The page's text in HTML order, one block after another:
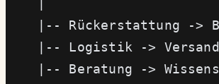
|-- Rückerstattung ->
|-- Logistik ->
|-- Beratung ->